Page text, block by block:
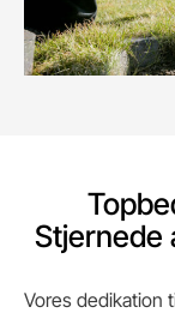
Stjernede
Vores dedikation